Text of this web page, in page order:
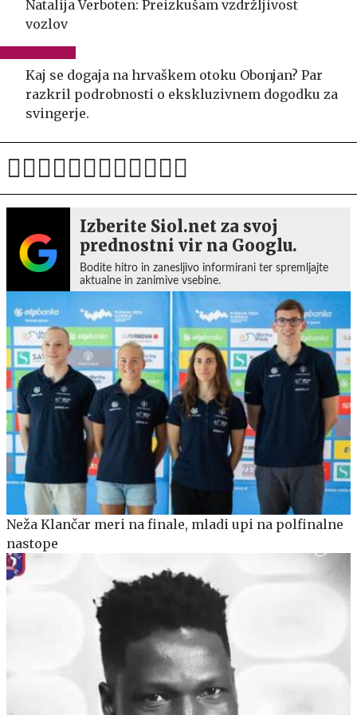
Natalija Verboten: Preizkušam vzdržljivost
vozlov
Kaj se dogaja na hrvaškem otoku Obonjan? Par
razkril podrobnosti o ekskluzivnem dogodku za
svingerje.
Izberite Siol.net za svoj
prednostni vir na Googlu.
Bodite hitro in zanesljivo informirani ter spremljajte
aktualne in zanimive vsebine.
Neža Klančar meri na finale, mladi upi na polfinalne
nastope